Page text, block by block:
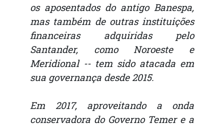
os aposentados do antigo Banespa,
mas também de outras instituições
financeiras adquiridas pelo
Santander, como Noroeste e
Meridional -- tem sido atacada em
sua governança desde 2015.
Em 2017, aproveitando a onda
conservadora do Governo Temer e a